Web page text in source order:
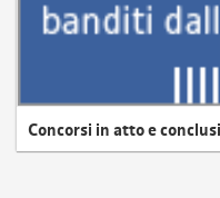
Concorsi in atto e